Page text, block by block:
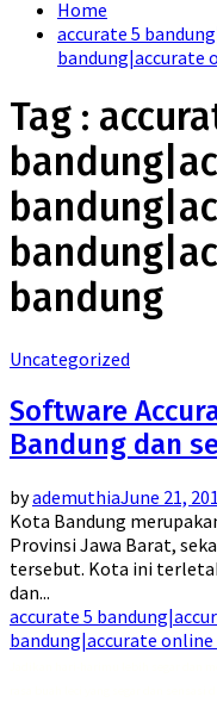
Home
accurate 5
bandung|accurate
Tag :
bandung
Uncategorized
Software
Bandung dan
byademuthiaJune 21,
Kota Bandung
Provinsi Jawa Barat,
tersebut. Kota ini
dan...
accurate 5
bandung|accurate online